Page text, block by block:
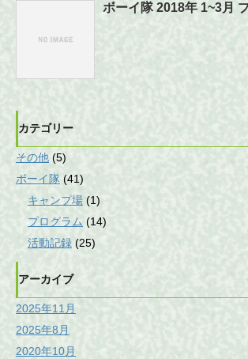
ボーイ隊 2018年 1~3月
カテゴリー
その他 (5)
ボーイ隊 (41)
キャンプ場 (1)
プログラム (14)
活動記録 (25)
アーカイブ
2025年11月
2025年8月
2020年10月